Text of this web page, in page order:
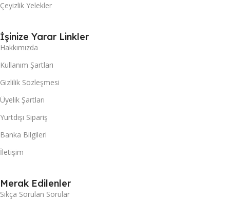
Çeyizlik Yelekler
İşinize Yarar Linkler
Hakkımızda
Kullanım Şartları
Gizlilik Sözleşmesi
Üyelik Şartları
Yurtdışı Sipariş
Banka Bilgileri
İletişim
Merak Edilenler
Sıkça Sorulan Sorular